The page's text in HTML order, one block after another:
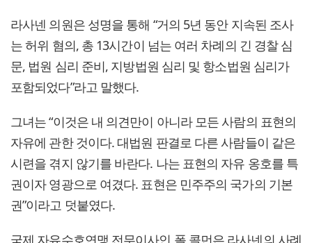
라사넨 의원은 성명을 통해 “거의 5년 동안 지속된 조사
는 허위 혐의, 총 13시간이 넘는 여러 차례의 긴 경찰 심
문, 법원 심리 준비, 지방법원 심리 및 항소법원 심리가
포함되었다”라고 말했다.
그녀는 “이것은 내 의견만이 아니라 모든 사람의 표현의
자유에 관한 것이다. 대법원 판결로 다른 사람들이 같은
시련을 겪지 않기를 바란다. 나는 표현의 자유 옹호를 특
권이자 영광으로 여겼다. 표현은 민주주의 국가의 기본
권”이라고 덧붙였다.